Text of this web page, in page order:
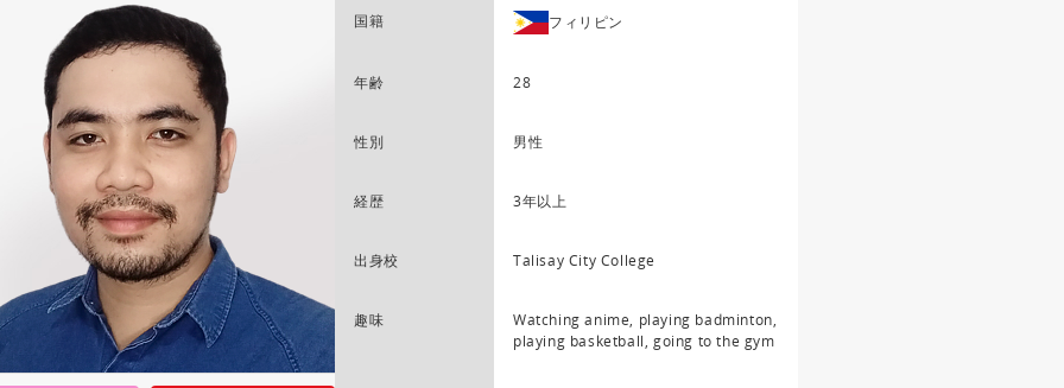
国籍 フィリピン
年齢 28
性別 男性
経歴 3年以上
出身校 Talisay City College
趣味
Watching anime, playing badminton,
playing basketball, going to the gym